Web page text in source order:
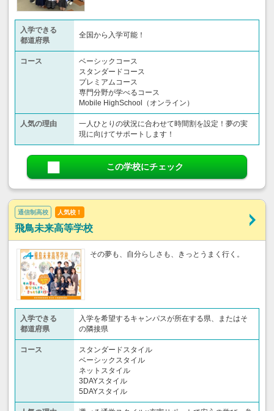
入学できる
都道府県
全国から入学可能！
コース
ベーシックコース
スタンダードコース
プレミアムコース
専門分野が学べるコース
Mobile HighSchool（オンライン）
人気の理由
一人ひとりの状況に合わせて時間割を設定！夢の実
現に向けてサポートします！
この学校にチェック
通信制高校 人気校！
飛鳥未来高等学校
その夢も、自分らしさも、きっとうまく行く。
入学できる
都道府県
入学を希望するキャンパスが所在する県、またはそ
の隣接県
コース
スタンダードスタイル
ベーシックスタイル
ネットスタイル
3DAYスタイル
5DAYスタイル